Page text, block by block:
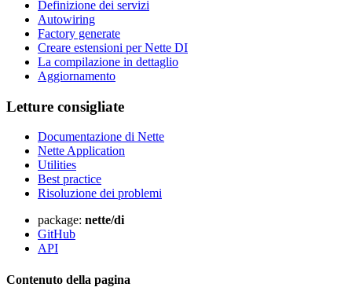
Definizione dei servizi
Autowiring
Factory generate
Creare estensioni per Nette DI
La compilazione in dettaglio
Aggiornamento
Letture consigliate
Documentazione di Nette
Nette Application
Utilities
Best practice
Risoluzione dei problemi
package: nette/di
GitHub
API
Contenuto della pagina